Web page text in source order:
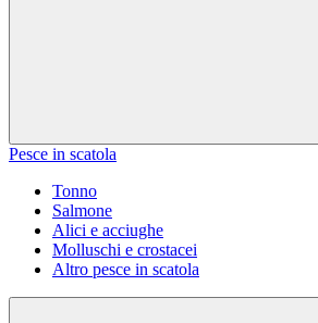
Pesce in scatola
Tonno
Salmone
Alici e acciughe
Molluschi e crostacei
Altro pesce in scatola